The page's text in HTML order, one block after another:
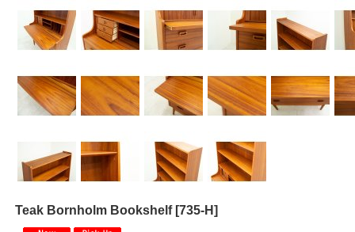
Teak Bornholm Bookshelf [735-H]